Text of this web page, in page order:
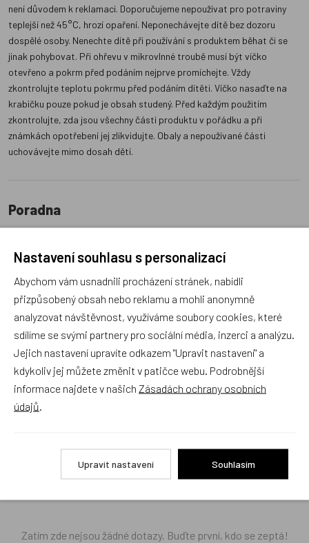
není důvodem k reklamaci. Doporučujeme nepoužívat pro potraviny
teplejší než 45°C, hrozí opaření. Neponechávejte dítě bez dozoru
dospělé osoby. Nenechte dítě při používání s produktem běhat či se
jinak pohybovat. Při ohřevu v mikrovlnné troubě musí být víčko
otevřeno a pokrm před podáním nejprve promíchejte. Vždy
zkontrolujte teplotu pokrmu před podáním dítěti. Víčko nasaďte na
krabičku pouze pokud je obsah studený. Před každým použitím
zkontrolujte, zda jsou všechny části produktu v pořádku a při
známkách opotřebení jej zlikvidujte. Obaly a nepoužívané části
uchovávejte mimo dosah dětí.
Poradna
Náš sortiment dokonale známe a rádi Vám poradíme
s výběrem (Po–Pá, 10–17 hod).
Jsme tu vždy rádi pro Vás! Váš rodinný obchod
Dráček.cz
Položit dotaz
odrážejí výhradně názory a stanoviska zákazníků. Provozovatel
e-shopu Dráček.cz texty zákazníků předem neschvaluje ani
Zatím zde nejsou žádné dotazy. Buďte první, kdo se zeptá!
Nastavení souhlasu s personalizací
Abychom vám usnadnili procházení stránek, nabídli
přizpůsobený obsah nebo reklamu a mohli anonymně
analyzovat návštěvnost, využíváme soubory cookies, které
sdílíme se svými partnery pro sociální média, inzerci a analýzu.
Jejich nastavení upravíte odkazem "Upravit nastavení" a
kdykoliv jej můžete změnit v patičce webu. Podrobnější
informace najdete v našich Zásadách ochrany osobních
údajů
Upravit nastavení Souhlasím